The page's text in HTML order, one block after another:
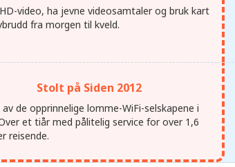
video, ha jevne videosamtaler og bruk kart
fra morgen til kveld.
Stolt på Siden 2012
de opprinnelige lomme-WiFi-selskapene i
et tiår med pålitelig service for over 1,6
reisende.